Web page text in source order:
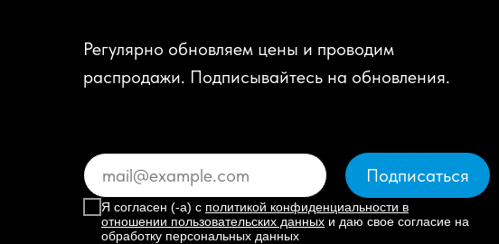
Регулярно обновляем цены и проводим
распродажи. Подписывайтесь на обновления.
Я согласен (-а) с политикой конфиденциальности в
отношении пользовательских данных и даю свое согласие на
обработку персональных данных
Подписаться